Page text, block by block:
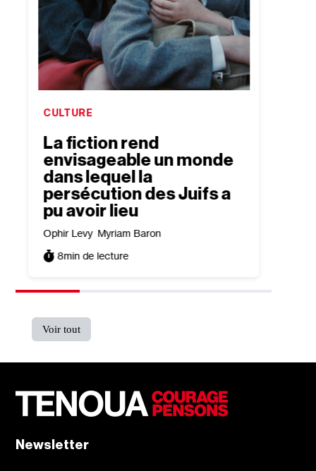
CULTURE
La fiction rend
envisageable un monde
dans lequel la
persécution des Juifs a
pu avoir lieu
Ophir Levy Myriam Baron
8min de lecture
Voir tout
Newsletter